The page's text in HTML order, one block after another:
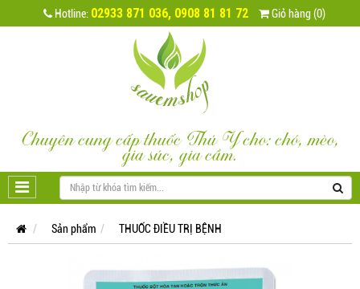
Hotline: 02933 871 036, 0908 81 81 72 Giỏ hàng (0)
Chuyên cung cấp thuốc Thú Y cho: chó, mèo,
gia súc, gia cầm.
Sản phẩm THUỐC ĐIỀU TRỊ BỆNH